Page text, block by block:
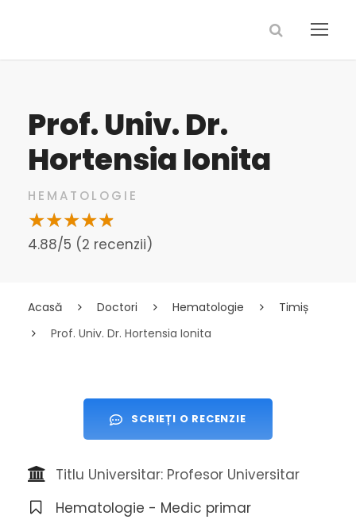
Prof. Univ. Dr.
Hortensia Ionita
HEMATOLOGIE
4.88/5 (2 recenzii)
Acasă Doctori Hematologie
Timiș
Prof. Univ. Dr. Hortensia Ionita
SCRIEȚI O RECENZIE
Titlu Universitar: Profesor Universitar
Hematologie - Medic primar